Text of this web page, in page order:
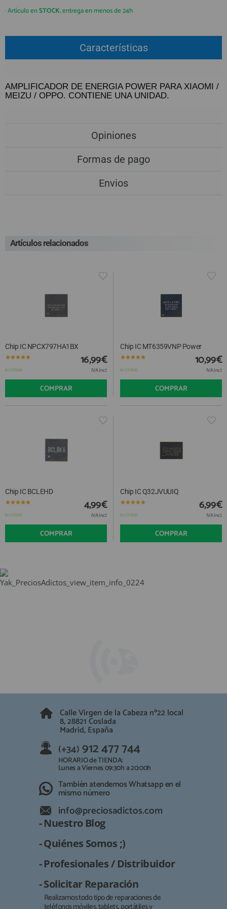
GUÍA DE COMPRA
(+34)912 477 744
Lunes a Viernes 09:30h a 20:00h
También atendemos Whatsapp
REGISTRO PROFESIONAL
· Artículo enSTOCK, entrega en menos de 24h
Características
AMPLIFICADOR DE ENERGIA POWER PARA XIAOMI /
MEIZU / OPPO. CONTIENE UNA UNIDAD.
Opiniones
Formas de pago
Envios
Artículos relacionados
Chip IC NPCX797HA1BX
En STOCK
16,99€
IVA Incl.
COMPRAR
Chip IC MT6359VNP Power
En STOCK
10,99€
IVA Incl.
COMPRAR
Chip IC BCLEHD
En STOCK
4,99€
IVA Incl.
COMPRAR
Chip IC Q32JVUUIQ
En STOCK
6,99€
IVA Incl.
COMPRAR
Calle Virgen de la Cabeza nº22 local
8, 28821 Coslada
Madrid, España
(+34) 912 477 744
HORARIO de TIENDA:
Lunes a Viernes 09:30h a 20:00h
También atendemos Whatsapp en el
mismo número
info@preciosadictos.com
- Nuestro Blog
- Quiénes Somos ;)
- Profesionales / Distribuidor
- Solicitar Reparación
Realizamos todo tipo de reparaciones de